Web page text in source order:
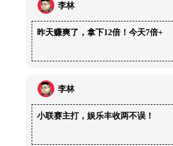
李林
昨天赚爽了，拿下12倍！今天7倍+
李林
小联赛主打，娱乐丰收两不误！